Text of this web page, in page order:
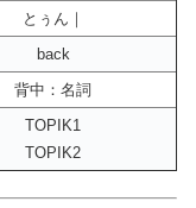
とぅん｜
back
背中：名詞
TOPIK1
TOPIK2